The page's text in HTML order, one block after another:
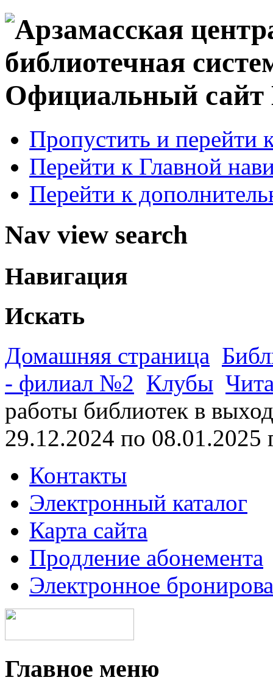
Официальный
Пропустить и перейти
Перейти к Главной
Перейти к
Nav view search
Навигация
Искать
Домашняя страница
- филиал №2 Клубы
работы библиотек в
29.12.2024 по 08.01.2025
Контакты
Электронный каталог
Карта сайта
Продление абонемента
Электронное
Главное меню